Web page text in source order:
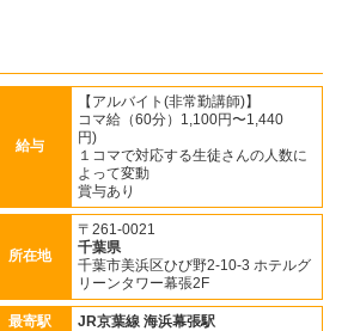
給与
【アルバイト(非常勤講師)】
コマ給（60分）1,100円〜1,440
円)
１コマで対応する生徒さんの人数に
よって変動
賞与あり
所在地
〒261-0021
千葉県
千葉市美浜区ひび野2-10-3 ホテルグ
リーンタワー幕張2F
最寄駅 JR京葉線 海浜幕張駅